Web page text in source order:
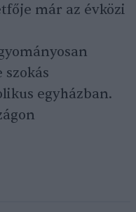
már az évközi
egyházban.